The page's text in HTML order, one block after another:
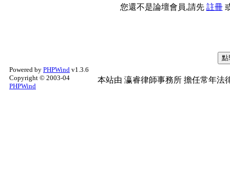
您還不是論壇會員,請先 註冊
Powered by PHPWind v1.3.6
Copyright © 2003-04
PHPWind
本站由 瀛睿律師事務所 擔任常年法